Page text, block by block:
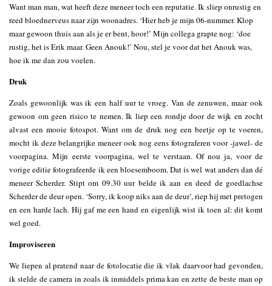
Want man man, wat heeft deze meneer toch een reputatie. Ik sliep onrustig en
reed bloednerveus naar zijn woonadres. ‘Hier heb je mijn 06-nummer. Klop
maar gewoon thuis aan als je er bent, hoor!’ Mijn collega grapte nog: ‘doe
rustig, het is Erik maar. Geen Anouk!’ Nou, stel je voor dat het Anouk was,
hoe ik me dan zou voelen.
Druk
Zoals gewoonlijk was ik een half uur te vroeg. Van de zenuwen, maar ook
gewoon om geen risico te nemen. Ik liep een rondje door de wijk en zocht
alvast een mooie fotospot. Want om de druk nog een beetje op te voeren,
mocht ik deze belangrijke meneer ook nog eens fotograferen voor -jawel- de
voorpagina. Mijn eerste voorpagina, wel te verstaan. Of nou ja, voor de
vorige editie fotografeerde ik een bloesemboom. Dat is wel wat anders dan dé
meneer Scherder. Stipt om 09.30 uur belde ik aan en deed de goedlachse
Scherder de deur open. ‘Sorry, ik koop niks aan de deur’, riep hij met pretogen
en een harde lach. Hij gaf me een hand en eigenlijk wist ik toen al: dit komt
wel goed.
Improviseren
We liepen al pratend naar de fotolocatie die ik vlak daarvoor had gevonden,
ik stelde de camera in zoals ik inmiddels prima kan en zette de beste man op